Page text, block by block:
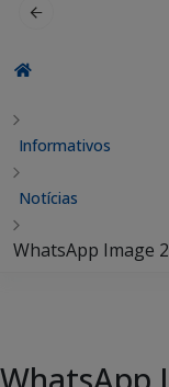
Informativos
Notícias
WhatsApp Image